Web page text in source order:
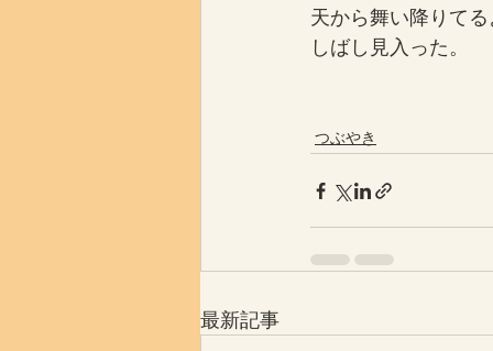
天から舞い降りて
しばし見入った。
つぶやき
最新記事